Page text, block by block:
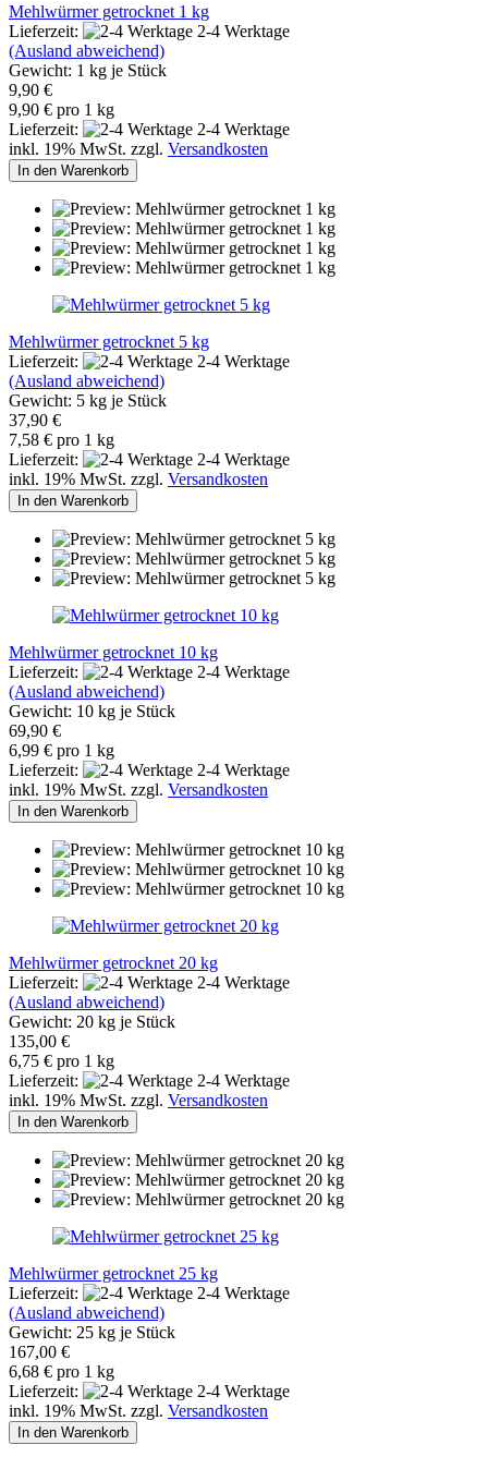
Mehlwürmer getrocknet 1 kg
Lieferzeit:
2-4 Werktage
(Ausland abweichend)
Gewicht: 1 kg je Stück
9,90 €
9,90 € pro 1 kg
Lieferzeit:
2-4 Werktage
inkl. 19% MwSt. zzgl. Versandkosten
In den Warenkorb
Mehlwürmer getrocknet 5 kg
Lieferzeit:
2-4 Werktage
(Ausland abweichend)
Gewicht: 5 kg je Stück
37,90 €
7,58 € pro 1 kg
Lieferzeit:
2-4 Werktage
inkl. 19% MwSt. zzgl. Versandkosten
In den Warenkorb
Mehlwürmer getrocknet 10 kg
Lieferzeit:
2-4 Werktage
(Ausland abweichend)
Gewicht: 10 kg je Stück
69,90 €
6,99 € pro 1 kg
Lieferzeit:
2-4 Werktage
inkl. 19% MwSt. zzgl. Versandkosten
In den Warenkorb
Mehlwürmer getrocknet 20 kg
Lieferzeit:
2-4 Werktage
(Ausland abweichend)
Gewicht: 20 kg je Stück
135,00 €
6,75 € pro 1 kg
Lieferzeit:
2-4 Werktage
inkl. 19% MwSt. zzgl. Versandkosten
In den Warenkorb
Mehlwürmer getrocknet 25 kg
Lieferzeit:
2-4 Werktage
(Ausland abweichend)
Gewicht: 25 kg je Stück
167,00 €
6,68 € pro 1 kg
Lieferzeit:
2-4 Werktage
inkl. 19% MwSt. zzgl. Versandkosten
In den Warenkorb